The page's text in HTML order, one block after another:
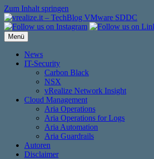
Zum Inhalt springen
Menü
News
IT-Security
Carbon Black
NSX
vRealize Network Insight
Cloud Management
Aria Operations
Aria Operations for Logs
Aria Automation
Aria Guardrails
Autoren
Disclaimer